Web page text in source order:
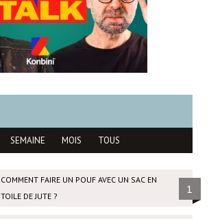
SEMAINE MOIS TOUS
COMMENT FAIRE UN POUF AVEC UN SAC EN
TOILE DE JUTE ?
1